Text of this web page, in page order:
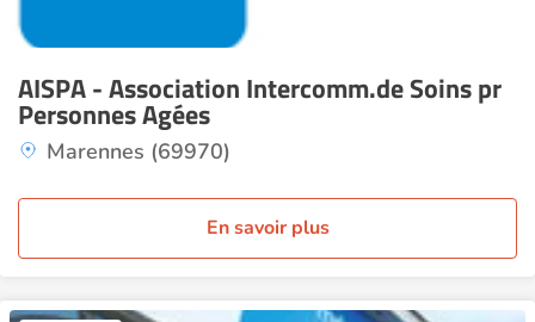
AISPA - Association Intercomm.de Soins pr
Personnes Agées
Marennes (69970)
En savoir plus